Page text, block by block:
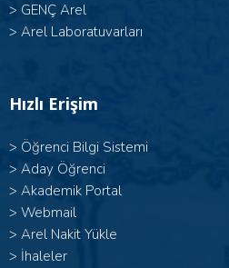
> GENÇ Arel
> Arel Laboratuvarları
Hızlı Erişim
> Öğrenci Bilgi Sistemi
> Aday Öğrenci
> Akademik Portal
> Webmail
> Arel Nakit Yükle
> İhaleler